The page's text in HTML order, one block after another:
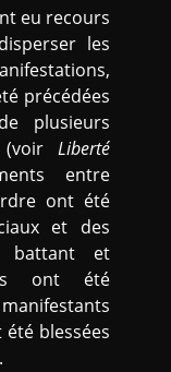
eu recours
les
précédées
plusieurs
(voir Liberté
entre
ont été
et des
battant et
ont été
blessées